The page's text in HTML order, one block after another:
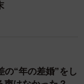
トがタイムラ
後になってか
の“年の差婚”をし